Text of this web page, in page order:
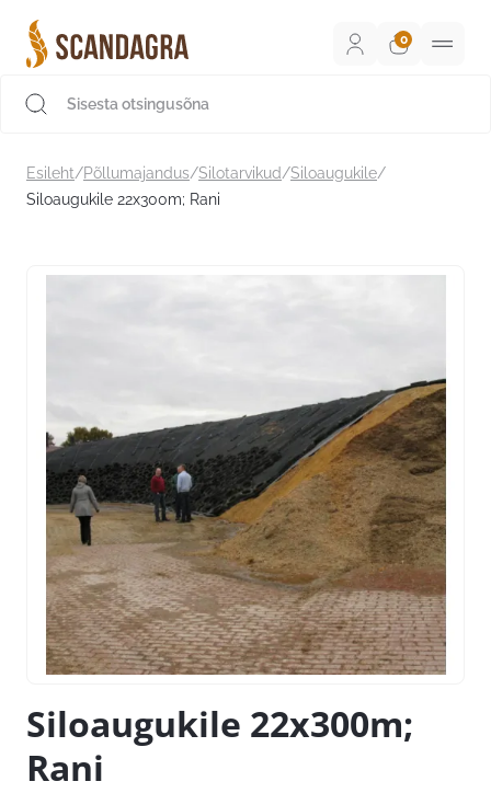
sisu
juurde
Esileht/Põllumajandus/Silotarvikud/Siloaugukile/
Siloaugukile 22x300m; Rani
Siloaugukile 22x300m;
Rani